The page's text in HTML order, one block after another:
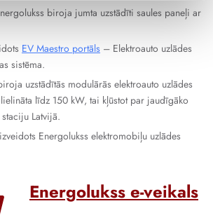
biroja jumta uzstādīti saules paneļi ar
EV Maestro portāls – Elektroauto uzlādes
sistēma.
uzstādītās modulārās elektroauto uzlādes
līdz 150 kW, tai kļūstot par jaudīgāko
Latvijā.
Energolukss elektromobiļu uzlādes
Energolukss e-veikals